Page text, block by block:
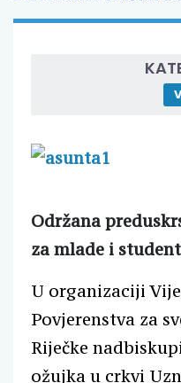
Održana
za mlade i
U organizaciji
Povjerenstva za
Riječke
ožujka u crkvi